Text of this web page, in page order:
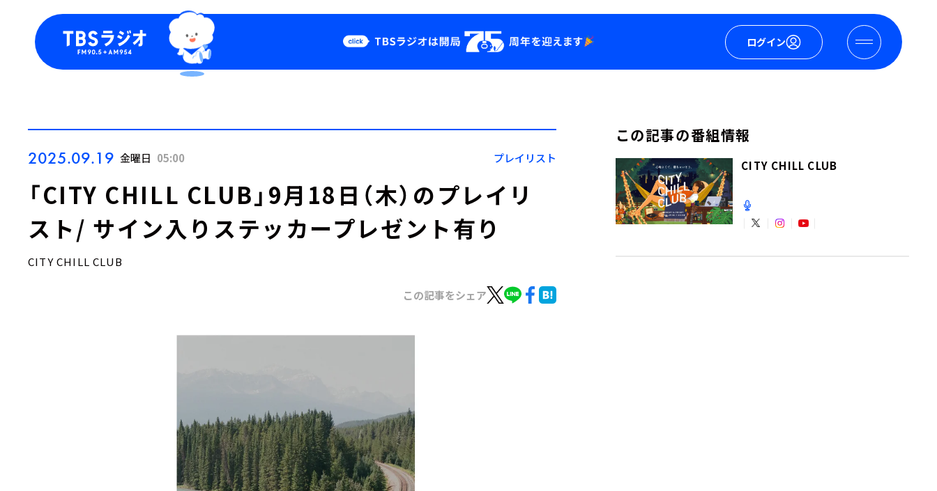
ログイン
Podcast
YouTube
会社情報
2025.09.19 金曜日 05:00 プレイリスト
「CITY CHILL CLUB」9月18日（木）のプレイリ
スト/ サイン入りステッカープレゼント有り
CITY CHILL CLUB
この記事をシェア
この記事の番組情報
CITY CHILL CLUB